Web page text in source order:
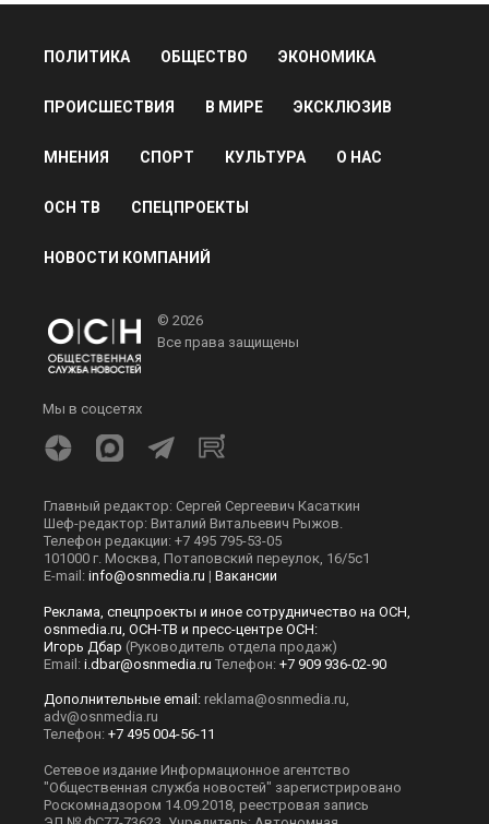
ПОЛИТИКА ОБЩЕСТВО ЭКОНОМИКА
ПРОИСШЕСТВИЯ В МИРЕ ЭКСКЛЮЗИВ
МНЕНИЯ СПОРТ КУЛЬТУРА О НАС
ОСН ТВ СПЕЦПРОЕКТЫ
НОВОСТИ КОМПАНИЙ
© 2026
Все права защищены
Мы в соцсетях
Главный редактор: Сергей Сергеевич Касаткин
Шеф-редактор: Виталий Витальевич Рыжов.
Телефон редакции: +7 495 795-53-05
101000 г. Москва, Потаповский переулок, 16/5с1
E-mail: info@osnmedia.ru | Вакансии
Реклама, спецпроекты и иное сотрудничество на ОСН,
osnmedia.ru, ОСН-ТВ и пресс-центре ОСН:
Игорь Дбар (Руководитель отдела продаж)
Email: i.dbar@osnmedia.ru Телефон: +7 909 936-02-90
Дополнительные email: reklama@osnmedia.ru,
adv@osnmedia.ru
Телефон: +7 495 004-56-11
Сетевое издание Информационное агентство
"Общественная служба новостей" зарегистрировано
Роскомнадзором 14.09.2018, реестровая запись